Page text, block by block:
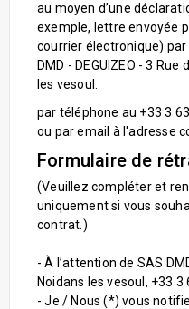
au moyen d’une
exemple, lettre envoyée
courrier électronique)
DMD - DEGUIZEO - 3
les vesoul.
par téléphone au +33 3
ou par email à l'adresse
Formulaire de
(Veuillez compléter et
uniquement si vous
contrat.)
- À l’attention de SAS
Noidans les vesoul, +33 3
- Je / Nous (*) vous